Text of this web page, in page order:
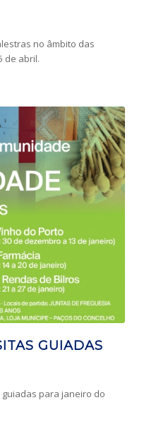
no âmbito das
de abril.
GUIADAS
para janeiro do